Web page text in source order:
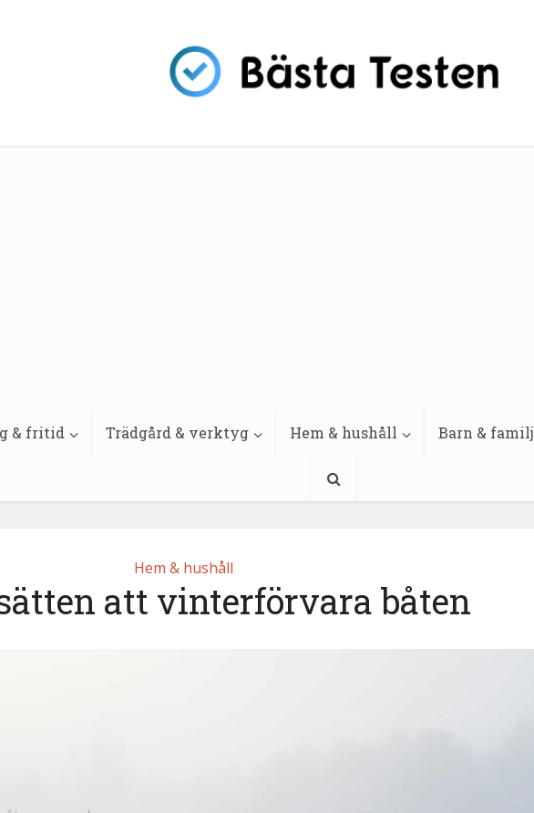
& fritid Trädgård & verktyg Hem & hushåll Barn & familj
Hem & hushåll
att vinterförvara båten